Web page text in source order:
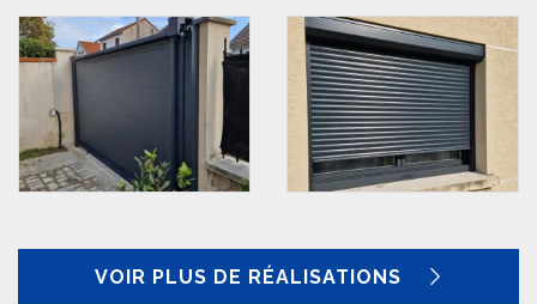
VOIR PLUS DE RÉALISATIONS